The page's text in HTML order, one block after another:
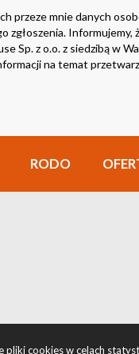
przeze mnie danych
zgłoszenia. Informujemy,
Sp. z o.o. z siedzibą w
na temat
RODO
pliki cookies w celach